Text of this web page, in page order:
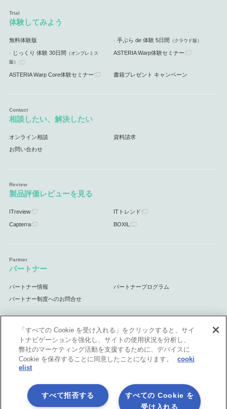
体験してみよう
無料体験版 手ぶら de 体験 5日間 （クラウド版）
じっくり 体験 30日間 （オンプレミス
版）
ASTERIA Warp体験セミナー
ASTERIA Warp Core体験セミナー 書籍プレゼント キャンペーン
相談したい、解決したい
オンライン相談 資料請求
お問い合わせ
製品評価レビューを見る
ITreview ITトレンド
Capterra BOXIL
パートナー
パートナー情報 パートナープログラム
パートナー制度へのお問合せ
サポート
サポート情報
「すべての Cookie を受け入れる」をクリックすると、サイ
トナビゲーションを強化し、サイトの使用状況を分析し、
弊社のマーケティング活動を支援するために、デバイスに
Cookie を保存することに同意したことになります。
cooki
elist
すべての Cookie を
受け入れる
すべて拒否する